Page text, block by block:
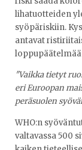
lihatuotteiden
syöpäriskiin.
antavat
"Vaikka tietyt
eri Euroopan
peräsuolen
WHO:n
valtavassa 500